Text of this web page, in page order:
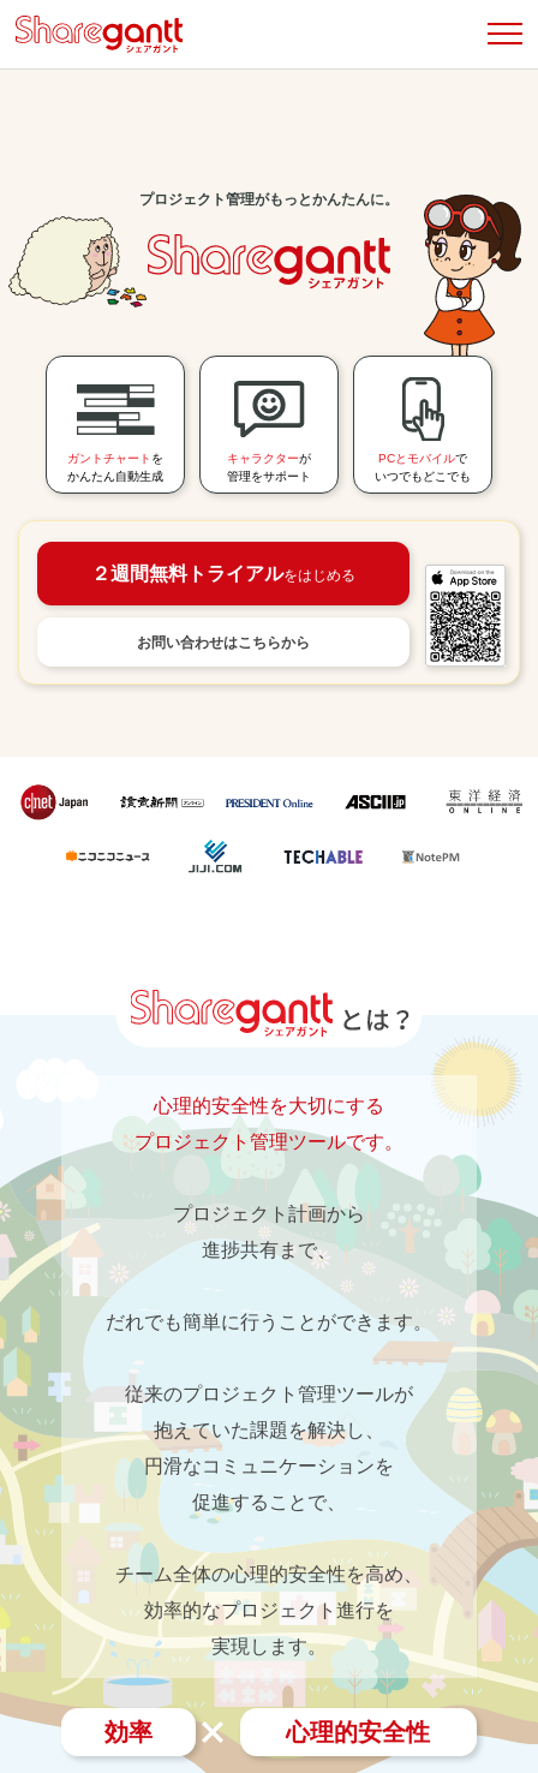
プロジェクト管理がもっとかんたんに。
ガントチャート を
かんたん自動生成
キャラクターが
管理をサポート
PCとモバイルで
いつでもどこでも
２週間無料トライアルをはじめる
お問い合わせはこちらから
心理的安全性を大切にする
プロジェクト管理ツールです。
プロジェクト計画から
進捗共有まで、
だれでも簡単に行うことができます。
従来のプロジェクト管理ツールが
抱えていた課題を解決し、
円滑なコミュニケーシ ョンを
促進することで、
チーム全体の心理的安全性を高め、
効率的なプロジェクト進行を
実現します。
効率 心理的安全性